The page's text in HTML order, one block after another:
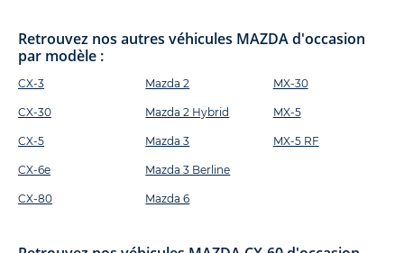
Retrouvez nos autres véhicules MAZDA d'occasion
par modèle :
CX-3
CX-30
CX-5
CX-6e
CX-80
Mazda 2
Mazda 2 Hybrid
Mazda 3
Mazda 3 Berline
Mazda 6
MX-30
MX-5
MX-5 RF